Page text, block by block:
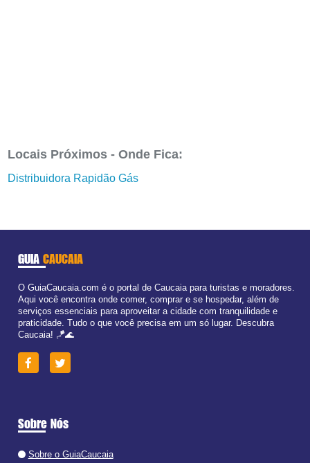
Locais Próximos - Onde Fica:
Distribuidora Rapidão Gás
GUIA CAUCAIA
O GuiaCaucaia.com é o portal de Caucaia para turistas e moradores.
Aqui você encontra onde comer, comprar e se hospedar, além de
serviços essenciais para aproveitar a cidade com tranquilidade e
praticidade. Tudo o que você precisa em um só lugar. Descubra
Caucaia! 🪁🌊
Sobre Nós
Sobre o GuiaCaucaia